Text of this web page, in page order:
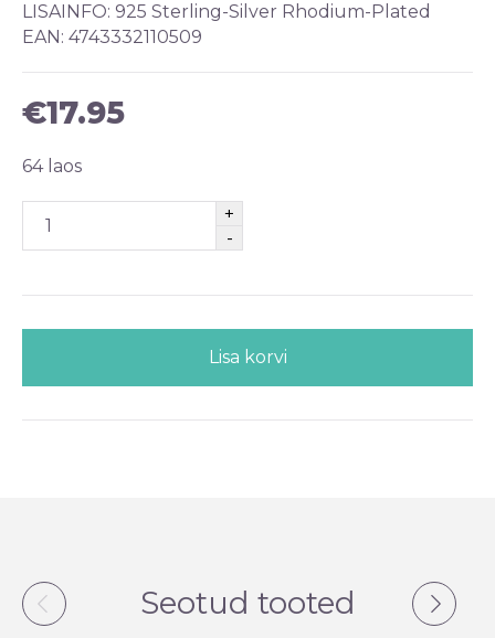
LISAINFO: 925 Sterling-Silver Rhodium-Plated
EAN: 4743332110509
€17.95
64 laos
Lisa korvi
Seotud tooted